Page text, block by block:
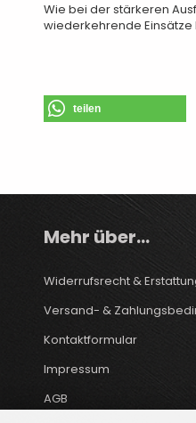
Wie bei der stärkeren
wiederkehrende Einsätze
teilen
Mehr über...
Widerrufsrecht &
Versand- &
Kontaktformular
Impressum
AGB